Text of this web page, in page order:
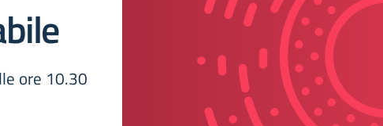
ore 10.30